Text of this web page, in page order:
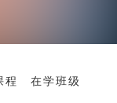
程 在学班级